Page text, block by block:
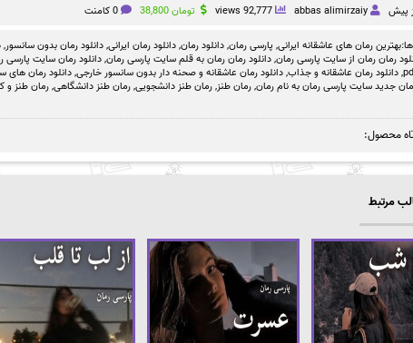
abbas alimirzaiy
92,777 views تومان 0 کامنت
بهترین رمان های عاشقانه ایرانی, پارسی رمان,دانلود رمان,دانلود رمان ایرانی,دانلود رمان بدون سانسور,
رمان رمان از سایت پارسی رمان,دانلود رمان رمان به قلم سایت پارسی رمان,دانلود رمان سایت پارسی
,دانلود رمان عاشقانه و جذاب,دانلود رمان عاشقانه و صحنه دار بدون سانسور خارجی,دانلود رمان های
جدید سایت پارسی رمان به نام رمان,رمان طنز,رمان طنز دانشجویی,رمان طنز دانشگاهی,رمان طنز و
محصول:
مرتبط